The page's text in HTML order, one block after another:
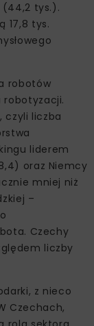
tys.).
17,8 tys.
robotów
robotyzacji.
czyli liczba
liderem
oraz Niemcy
mniej niż
–
Czechy
liczby
z nieco
Czechach,